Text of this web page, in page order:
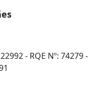
- RQE Nº: 74279 -